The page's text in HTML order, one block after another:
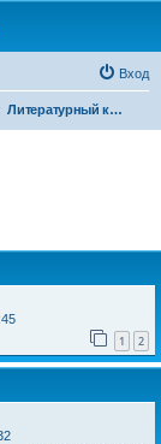
Вход
Литературный кружок
1 2